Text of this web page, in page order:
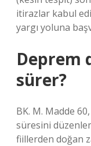
itirazlar kabul
yargı yoluna
Deprem
sürer?
BK. M. Madde
süresini
fiillerden doğan